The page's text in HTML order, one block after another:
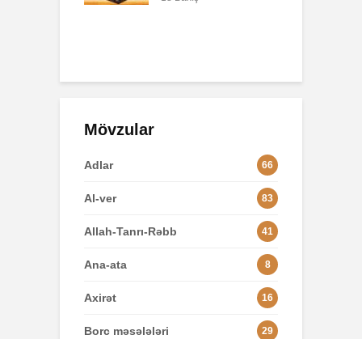
Mövzular
Adlar 66
Al-ver 83
Allah-Tanrı-Rəbb 41
Ana-ata 8
Axirət 16
Borc məsələləri 29